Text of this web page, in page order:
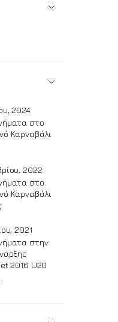
2024
στο
Καρναβάλι
2022
στο
Καρναβάλι
2021
στην
2016 U20